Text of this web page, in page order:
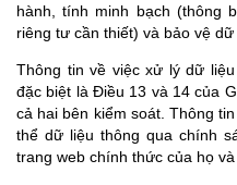
hành, tính minh bạch (thông
riêng tư cần thiết) và bảo vệ dữ
Thông tin về việc xử lý dữ
đặc biệt là Điều 13 và 14 của
cả hai bên kiểm soát. Thông
thể dữ liệu thông qua chính
trang web chính thức của họ